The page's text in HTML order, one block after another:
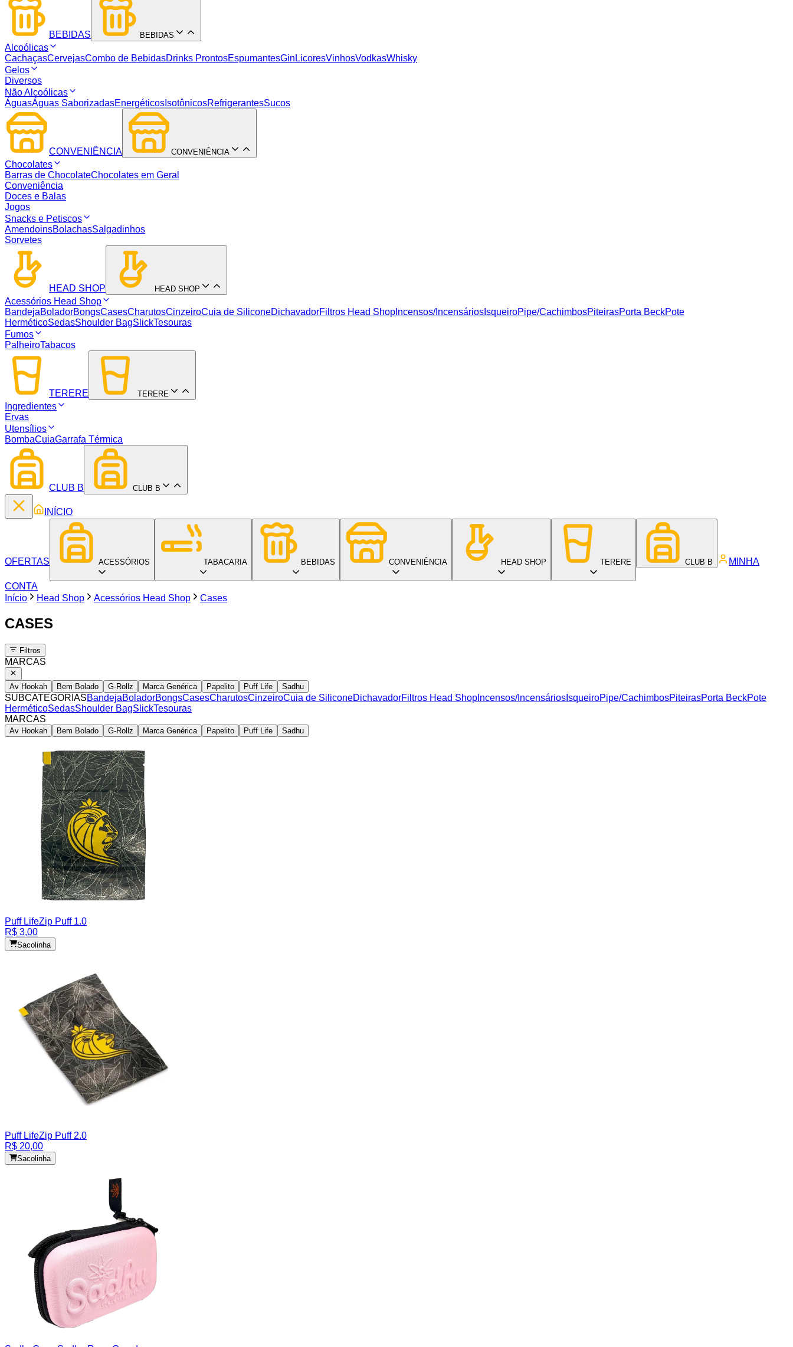
BEBIDAS BEBIDAS
Alcoólicas
CachaçasCervejasCombo de BebidasDrinks ProntosEspumantesGin LicoresVinhosVodkasWhisky
Gelos
Diversos
Não Alcoólicas
ÁguasÁguas SaborizadasEnergéticos IsotônicosRefrigerantesSucos
CONVENIÊNCIA CONVENIÊNCIA
Chocolates
Barras de ChocolateChocolates em Geral
Conveniência
Doces e Balas
Jogos
Snacks e Petiscos
AmendoinsBolachasSalgadinhos
Sorvetes
HEAD SHOP HEAD SHOP
Acessórios Head Shop
BandejaBoladorBongsCasesCharutosCinzeiroCuia de SiliconeDichavadorFiltros Head Shop Incensos/Incensários IsqueiroPipe/CachimbosPiteirasPorta BeckPote
HerméticoSedasShoulder BagSlickTesouras
Fumos
PalheiroTabacos
TERERE TERERE
Ingredientes
Ervas
Utensílios
BombaCuiaGarrafa Térmica
CLUB B CLUB B
INÍCIO
OFERTAS ACESSÓRIOS TABACARIA BEBIDAS CONVENIÊNCIA HEAD SHOP TERERE CLUB B MINHA
CONTA
Início
Head Shop Acessórios Head Shop Cases
CASES
Filtros
MARCAS
Av Hookah Bem Bolado G-Rollz Marca Genérica Papelito Puff Life Sadhu
SUBCATEGORIASBandejaBoladorBongsCasesCharutosCinzeiroCuia de SiliconeDichavadorFiltros Head Shop Incensos/Incensários IsqueiroPipe/CachimbosPiteirasPorta BeckPote
HerméticoSedasShoulder BagSlickTesouras
MARCAS
Av Hookah Bem Bolado G-Rollz Marca Genérica Papelito Puff Life Sadhu
Puff LifeZip Puff 1.0
R$ 3,00
Sacolinha
Puff LifeZip Puff 2.0
R$ 20,00
Sacolinha